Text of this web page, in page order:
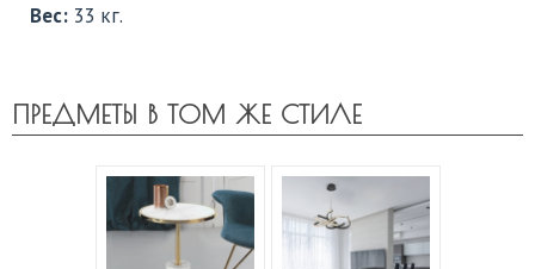
Вес: 33 кг.
ПРЕДМЕТЫ В ТОМ ЖЕ СТИЛЕ